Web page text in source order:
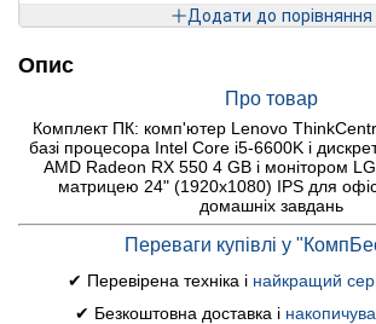
Додати до порівняння
Опис
Про товар
Комплект ПК: комп'ютер Lenovo
базі процесора Intel Core i5-6600K і
AMD Radeon RX 550 4 GB і монітором
матрицею 24" (1920x1080) IPS для
домашніх завдань
Переваги купівлі у
✔ Перевірена техніка і найкращий
✔ Безкоштовна доставка і